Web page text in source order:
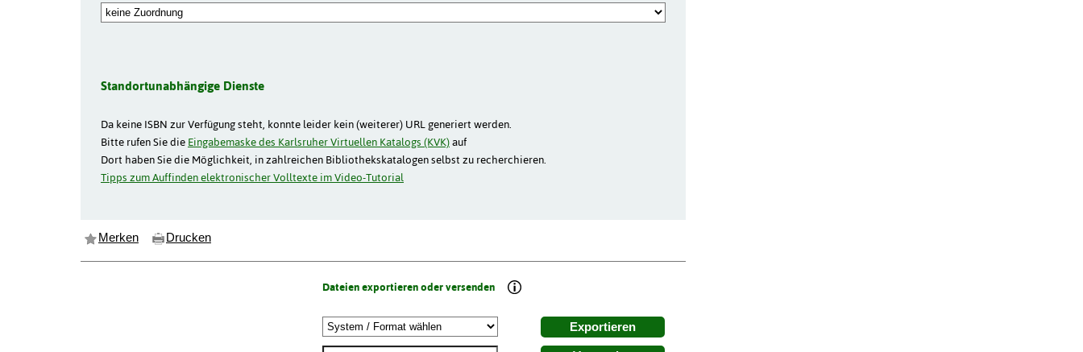
Standortunabhängige Dienste
Da keine ISBN zur Verfügung steht, konnte leider kein (weiterer) URL generiert werden.
Bitte rufen Sie die Eingabemaske des Karlsruher Virtuellen Katalogs (KVK)auf
Dort haben Sie die Möglichkeit, in zahlreichen Bibliothekskatalogen selbst zu recherchieren.
Tipps zum Auffinden elektronischer Volltexte im Video-Tutorial
Merken Drucken
Dateien exportieren oder versenden
Exportieren